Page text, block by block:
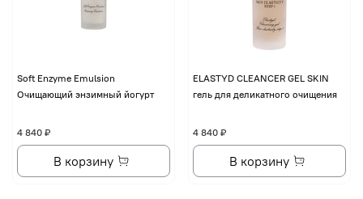
Soft Enzyme Emulsion
Очищающий энзимный йогурт
4 840 ₽
В корзину
ELASTYD CLEANCER GEL SKIN
гель для деликатного очищения
4 840 ₽
В корзину